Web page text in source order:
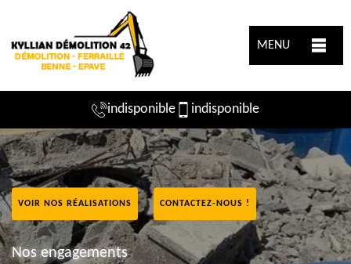
MENU
indisponible indisponible
VOIR NOS RÉALISATIONS CONTACTEZ-NOUS !
Nos engagements